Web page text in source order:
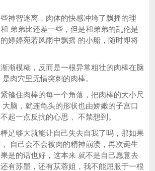
智迷离，肉体的快感冲垮了飘摇的理
弟弟比还差一些，但是和弟弟的乱伦是
婷婷宛若风雨中飘摇 的小船，随时即将
模糊，反而是一根异常粗壮的肉棒在脑
肉穴里无情突刺的肉棒。
住肉棒的每一个角落，把肉棒的大小尺
脑，就连龟头的形状也由娇嫩的子宫口
起一点反抗的心思， 不禁想到。
够大就能让自己失去自我了吗，那如果
自己会不会被肉的精神崩溃，再次诞生
是的话也好，这本来 就不是自己愿意去
有苏墨，还有苁蓉姐，我不能屈服于一根